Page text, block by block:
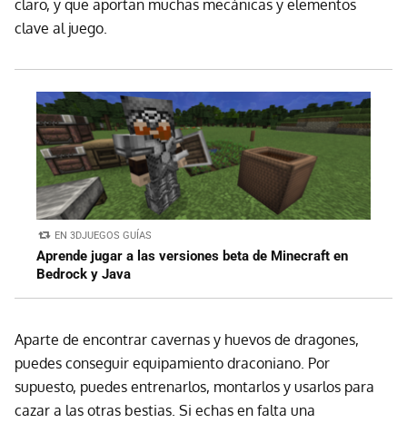
claro, y que aportan muchas mecánicas y elementos
clave al juego.
EN 3DJUEGOS GUÍAS
Aprende jugar a las versiones beta de Minecraft en
Bedrock y Java
Aparte de encontrar cavernas y huevos de dragones,
puedes conseguir equipamiento draconiano. Por
supuesto, puedes entrenarlos, montarlos y usarlos para
cazar a las otras bestias. Si echas en falta una